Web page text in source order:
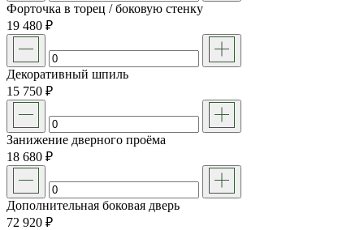
Форточка в торец / боковую стенку
19 480 ₽
Декоративный шпиль
15 750 ₽
Занижение дверного проёма
18 680 ₽
Дополнительная боковая дверь
72 920 ₽